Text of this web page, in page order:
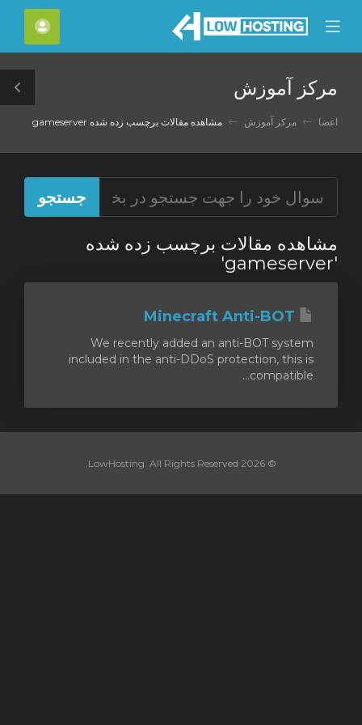
Mobile
Menu
مرکز آموزش
اعضا مرکز آموزش مشاهده مقالات برچسب زده شده gameserver
مشاهده مقالات برچسب زده شده
'gameserver'
We recently added an anti-BOT system
included in the anti-DDoS protection, this is
compatible...
© 2026 LowHosting. All Rights Reserved.